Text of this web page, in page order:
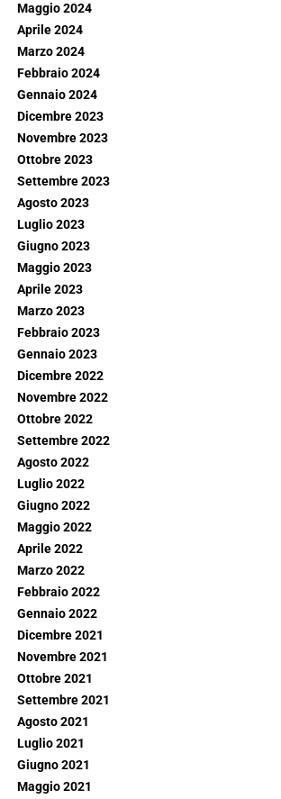
Maggio 2024
Aprile 2024
Marzo 2024
Febbraio 2024
Gennaio 2024
Dicembre 2023
Novembre 2023
Ottobre 2023
Settembre 2023
Agosto 2023
Luglio 2023
Giugno 2023
Maggio 2023
Aprile 2023
Marzo 2023
Febbraio 2023
Gennaio 2023
Dicembre 2022
Novembre 2022
Ottobre 2022
Settembre 2022
Agosto 2022
Luglio 2022
Giugno 2022
Maggio 2022
Aprile 2022
Marzo 2022
Febbraio 2022
Gennaio 2022
Dicembre 2021
Novembre 2021
Ottobre 2021
Settembre 2021
Agosto 2021
Luglio 2021
Giugno 2021
Maggio 2021